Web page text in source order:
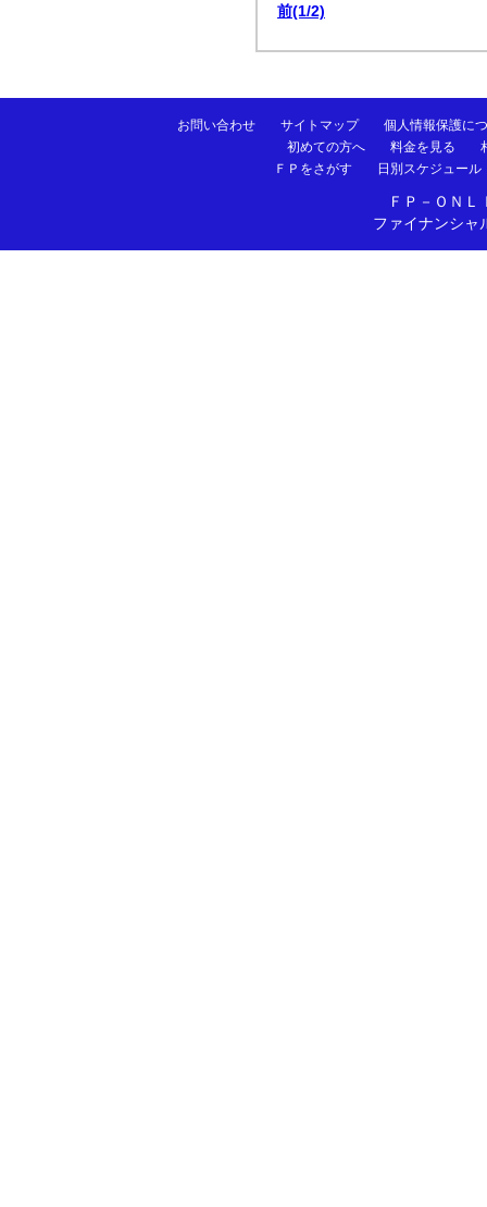
前(1/2)
お問い合わせ サイトマップ
個人情報保護に
初めての方へ
料金を見る
ＦＰをさがす
日別スケジュール
ＦＰ－ＯＮ
ファイナンシャ